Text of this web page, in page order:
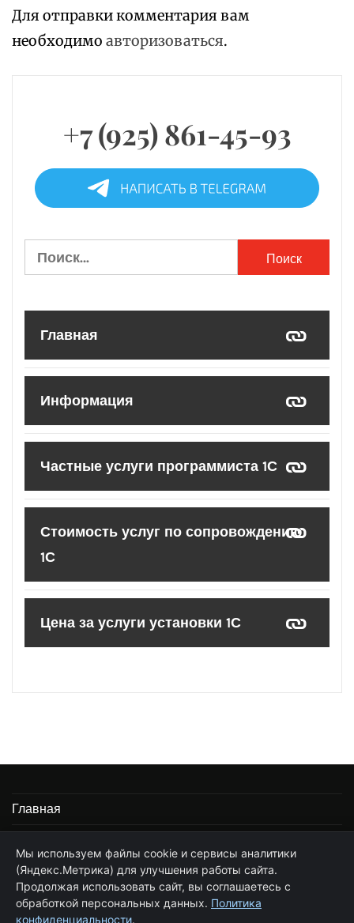
Для отправки комментария вам
необходимо авторизоваться.
+7 (925) 861-45-93
Найти:
Главная
Информация
Частные услуги программиста 1С
Стоимость услуг по сопровождению
1С
Цена за услуги установки 1С
Главная
Частные услуги программиста 1С
Стоимость услуг по сопровождению 1С
Мы используем файлы cookie и сервисы аналитики
(Яндекс.Метрика) для улучшения работы сайта.
Продолжая использовать сайт, вы соглашаетесь с
обработкой персональных данных. Политика
конфиденциальности.